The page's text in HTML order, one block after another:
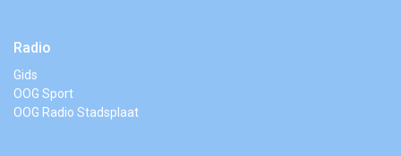
Radio
Gids
OOG Sport
OOG Radio Stadsplaat